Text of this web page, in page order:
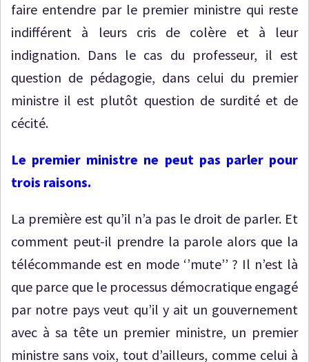
faire entendre par le premier ministre qui reste
indifférent à leurs cris de colère et à leur
indignation. Dans le cas du professeur, il est
question de pédagogie, dans celui du premier
ministre il est plutôt question de surdité et de
cécité.
Le premier ministre ne peut pas parler pour
trois raisons.
La première est qu’il n’a pas le droit de parler. Et
comment peut-il prendre la parole alors que la
télécommande est en mode ‘’mute’’ ? Il n’est là
que parce que le processus démocratique engagé
par notre pays veut qu’il y ait un gouvernement
avec à sa tête un premier ministre, un premier
ministre sans voix, tout d’ailleurs, comme celui à